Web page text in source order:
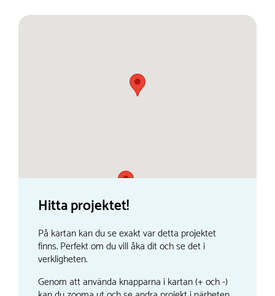
Hitta projektet!
På kartan kan du se exakt var detta projektet
finns. Perfekt om du vill åka dit och se det i
verkligheten.
Genom att använda knapparna i kartan (+ och -)